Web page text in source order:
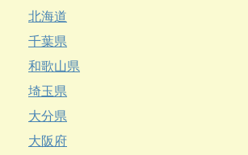
北海道
千葉県
和歌山県
埼玉県
大分県
大阪府